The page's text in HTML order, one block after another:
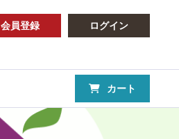
会員登録 ログイン
カート